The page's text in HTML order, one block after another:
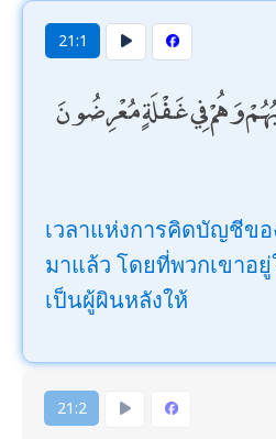
21:1
وَهُمْ فِي غَفْلَةٍ مُعْرِضُونَ
เวลาแห่งการคิดบัญชีข
มาแล้ว โดยที่พวกเขาอ
เป็นผู้ผินหลังให้
21:2